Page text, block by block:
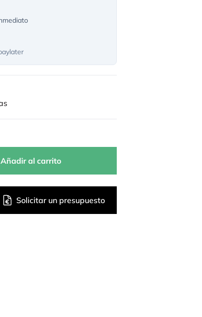
Añadir al carrito
Solicitar un presupuesto